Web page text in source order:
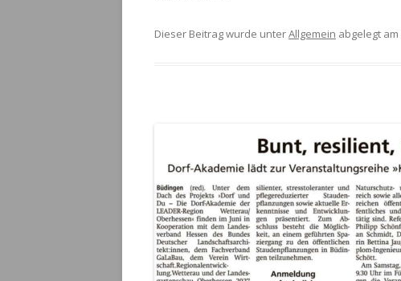
Dieser Beitrag wurde unterAllgemein abgelegt am